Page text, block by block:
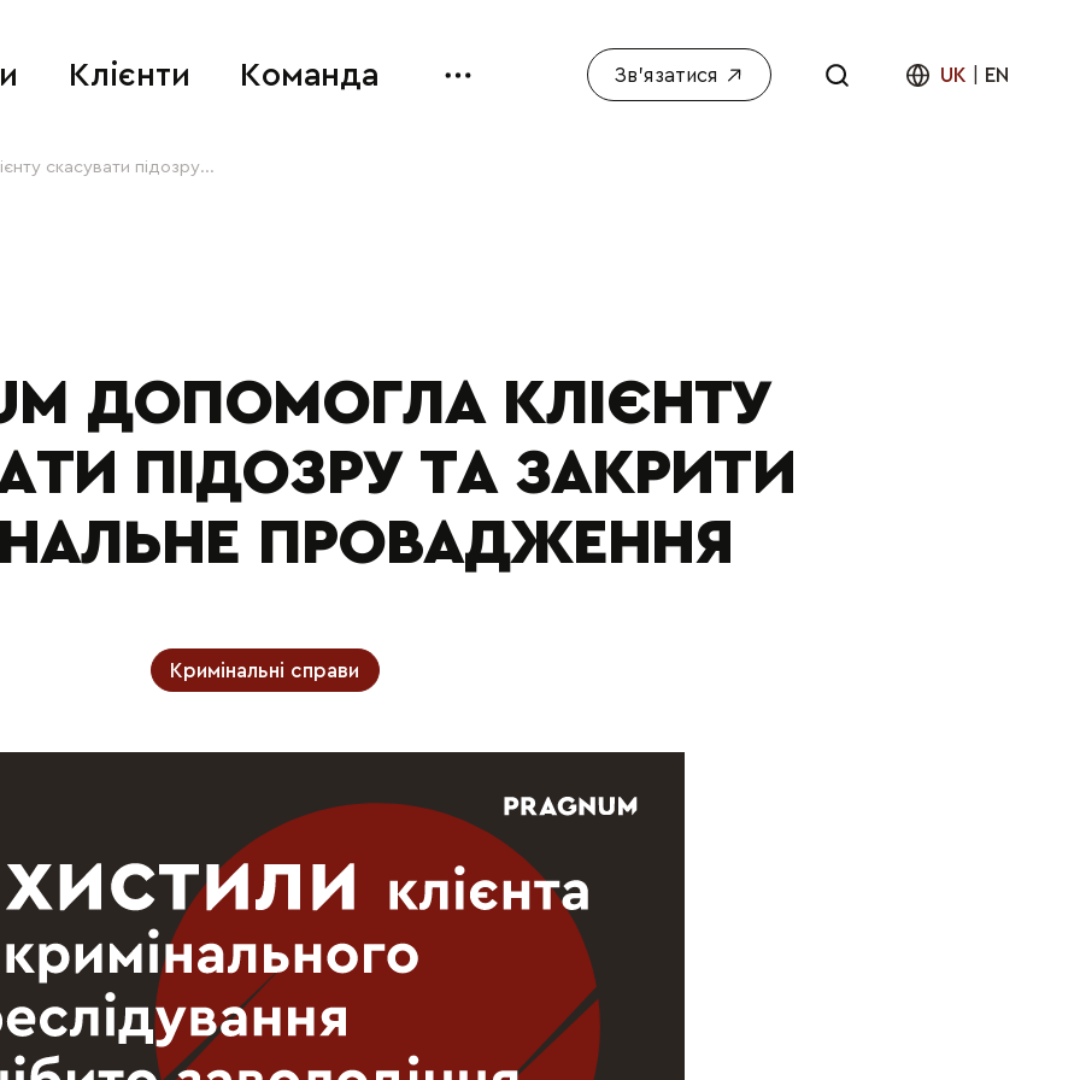
Клієнти Команда Зв'язатися UK EN
скасувати підозру...
ДОПОМОГЛА КЛІЄНТУ
ПІДОЗРУ ТА ЗАКРИТИ
ПРОВАДЖЕННЯ
Кримінальні справи